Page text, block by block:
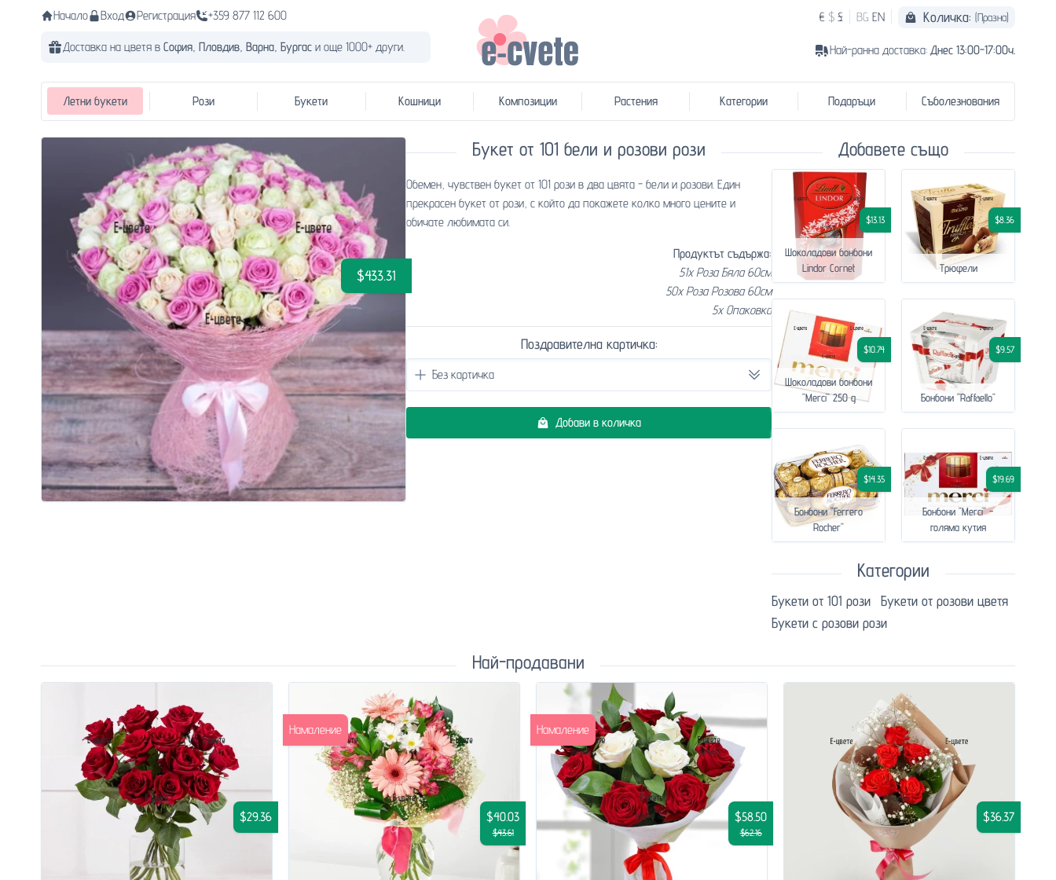
Начало Вход Регистрация +359 877 112 600
Доставка на цветя в София, Пловдив, Варна, Бургас и още 1000+ други.
€ $ £ BG EN Количка: (Празна)
Най-ранна доставка: Днес 13:00-17:00ч.
Летни букети Рози Букети Кошници Композиции Растения Категории Подаръци Съболезнования
$433.31
Букет от 101 бели и розови рози
Обемен, чувствен букет от 101 рози в два цвята - бели и розови. Един
прекрасен букет от рози, с който да покажете колко много цените и
обичате любимата си.
Продуктът съдържа:
51x Роза Бяла 60см
50x Роза Розова 60см
5x Опаковка
Поздравителна картичка:
Добави в количка
Добавете също
$13.13
Шоколадови бонбони
Lindor Cornet
$8.36
Трюфели
$10.74
Шоколадови бонбони
"Merci" 250 g
$9.57
Бонбони "Raffaello"
$14.35
Бонбони "Ferrero
Rocher"
$19.69
Бонбони "Merci" -
голяма кутия
Категории
Букети от 101 рози
Букети от розови цветя
Букети с розови рози
Най-продавани
$29.36 $40.03
$43.61
Намаление
$58.50
$62.16
Намаление
$36.37